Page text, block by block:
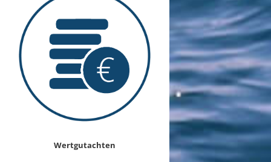
Wertgutachten